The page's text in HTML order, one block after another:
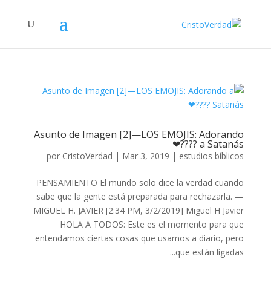
Asunto de Imagen [2]—LOS EMOJIS: Adorando
a Satanás ????❤
por CristoVerdad | Mar 3, 2019 | estudios bíblicos
PENSAMIENTO El mundo solo dice la verdad cuando
sabe que la gente está preparada para rechazarla. —
MIGUEL H. JAVIER [2:34 PM, 3/2/2019] Miguel H Javier
HOLA A TODOS: Este es el momento para que
entendamos ciertas cosas que usamos a diario, pero
que están ligadas...